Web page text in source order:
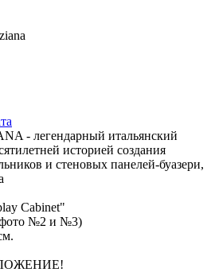
- легендарный итальянский
историей создания
и стеновых панелей-буазери,
Cabinet"
фото №2 и №3)